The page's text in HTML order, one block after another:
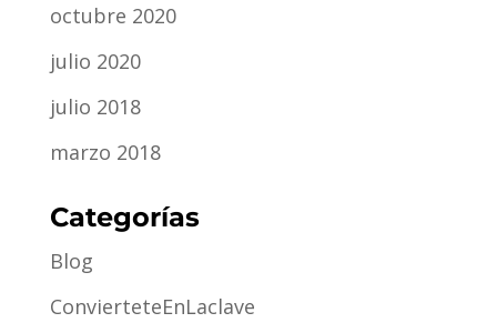
octubre 2020
julio 2020
julio 2018
marzo 2018
Categorías
Blog
ConvierteteEnLaclave